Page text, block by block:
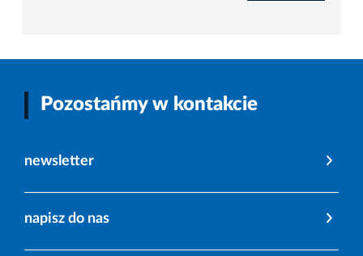
Pozostańmy w kontakcie
newsletter
napisz do nas